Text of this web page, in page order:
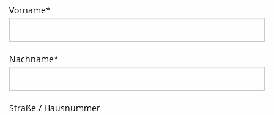
Vorname*
Nachname*
Straße / Hausnummer